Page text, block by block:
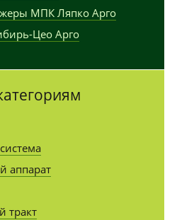
МПК Ляпко Арго
Цео Арго
аппарат
тракт